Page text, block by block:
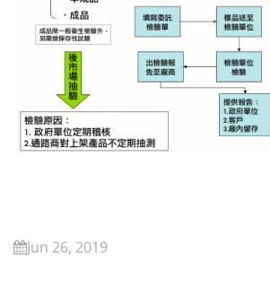
Jun 26, 2019